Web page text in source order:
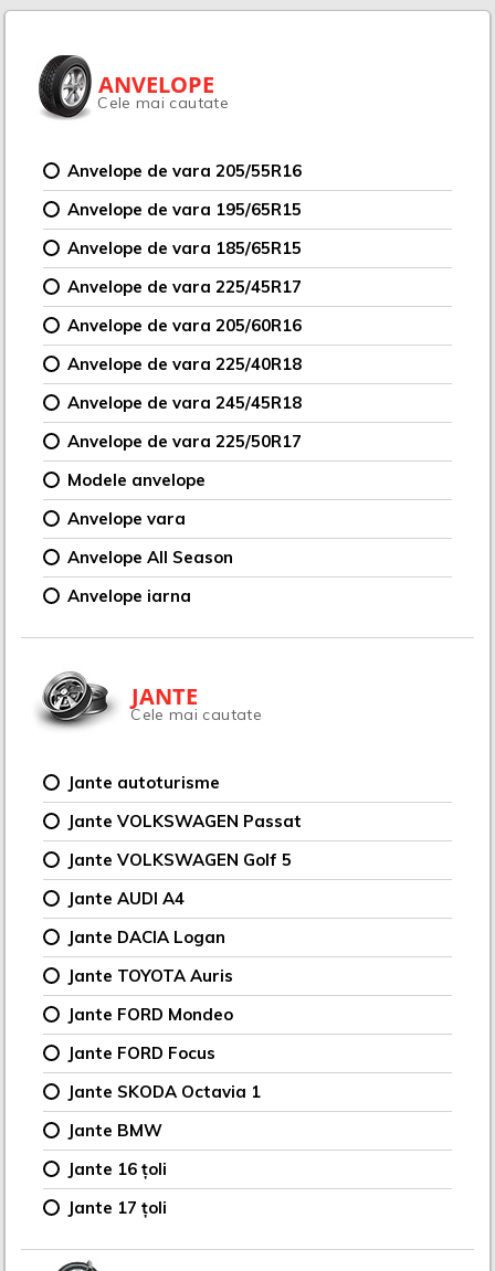
ANVELOPE
Cele mai cautate
Anvelope de vara 205/55R16
Anvelope de vara 195/65R15
Anvelope de vara 185/65R15
Anvelope de vara 225/45R17
Anvelope de vara 205/60R16
Anvelope de vara 225/40R18
Anvelope de vara 245/45R18
Anvelope de vara 225/50R17
Modele anvelope
Anvelope vara
Anvelope All Season
Anvelope iarna
JANTE
Cele mai cautate
Jante autoturisme
Jante VOLKSWAGEN Passat
Jante VOLKSWAGEN Golf 5
Jante AUDI A4
Jante DACIA Logan
Jante TOYOTA Auris
Jante FORD Mondeo
Jante FORD Focus
Jante SKODA Octavia 1
Jante BMW
Jante 16 țoli
Jante 17 țoli